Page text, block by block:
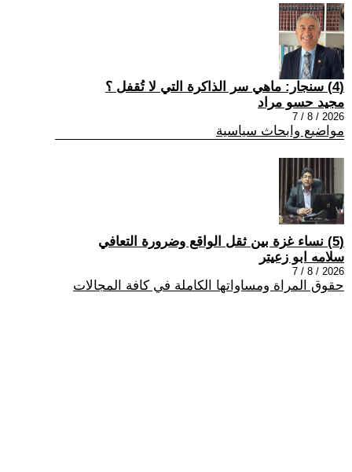
(4) سنجار: ماهي سر الذاكرة التي لا تُقفل ؟
مجيد حسو مراد
2026 / 8 / 7
مواضيع وابحاث سياسية
(5) نساء غزة بين ثقل الواقع وضرورة التعافي
سلامه ابو زعيتر
2026 / 8 / 7
حقوق المراة ومساواتها الكاملة في كافة المجالات